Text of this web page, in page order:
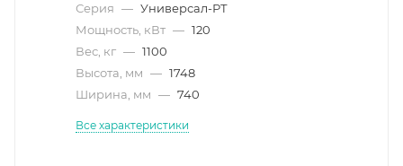
Серия — Универсал-РТ
Мощность, кВт — 120
Вес, кг — 1100
Высота, мм — 1748
Ширина, мм — 740
Все характеристики